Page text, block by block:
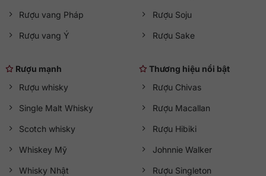
Rượu vang Pháp
Rượu vang Ý
Rượu Soju
Rượu Sake
Rượu mạnh
Rượu whisky
Single Malt Whisky
Scotch whisky
Whiskey Mỹ
Whisky Nhật
Thương hiệu nổi bật
Rượu Chivas
Rượu Macallan
Rượu Hibiki
Johnnie Walker
Rượu Singleton